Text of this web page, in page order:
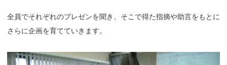
全員でそれぞれのプレゼンを聞き、そこで得た指摘や助言をもとに
さらに企画を育てていきます。